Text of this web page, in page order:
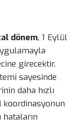
dönem, 1 Eylül
girecektir.
sayesinde
daha hızlı
koordinasyonun